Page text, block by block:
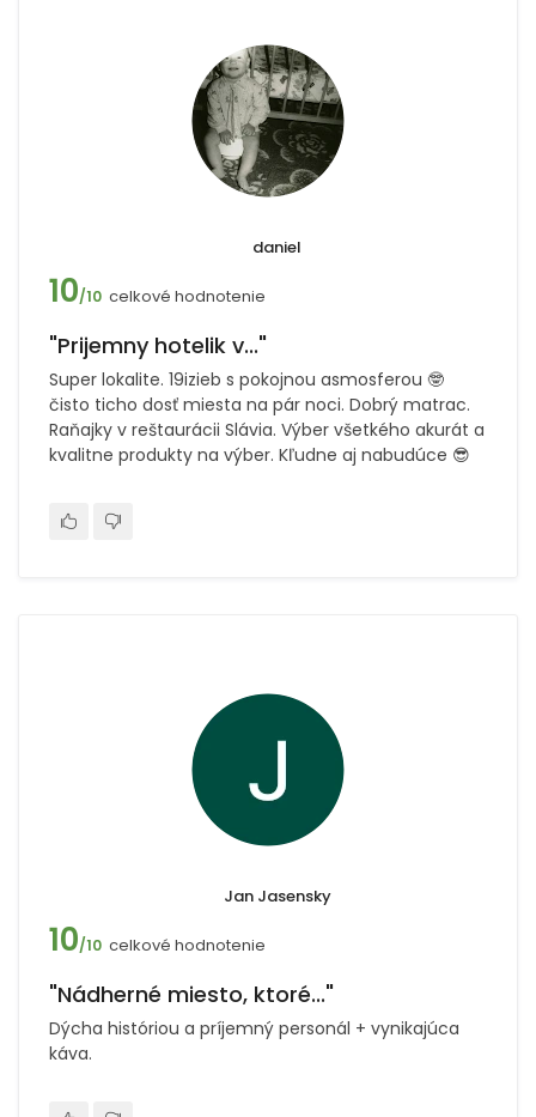
daniel
10/10 celkové hodnotenie
"Prijemny hotelik v..."
Super lokalite. 19izieb s pokojnou asmosferou 🤓
čisto ticho dosť miesta na pár noci. Dobrý matrac.
Raňajky v reštaurácii Slávia. Výber všetkého akurát a
kvalitne produkty na výber. Kľudne aj nabudúce 😎
Jan Jasensky
10/10 celkové hodnotenie
"Nádherné miesto, ktoré..."
Dýcha históriou a príjemný personál + vynikajúca
káva.